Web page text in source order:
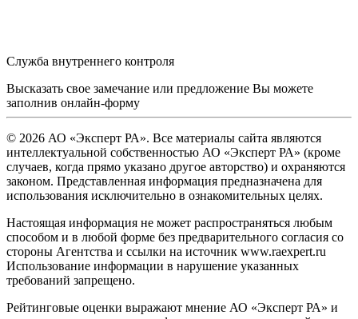
Служба внутреннего контроля
Высказать свое замечание или предложение Вы можете
заполнив онлайн-форму
© 2026 АО «Эксперт РА». Все материалы сайта являются
интеллектуальной собственностью АО «Эксперт РА» (кроме
случаев, когда прямо указано другое авторство) и охраняются
законом. Представленная информация предназначена для
использования исключительно в ознакомительных целях.
Настоящая информация не может распространяться любым
способом и в любой форме без предварительного согласия со
стороны Агентства и ссылки на источник www.raexpert.ru
Использование информации в нарушение указанных
требований запрещено.
Рейтинговые оценки выражают мнение АО «Эксперт РА» и